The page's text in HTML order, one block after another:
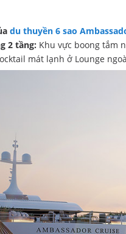
du thuyền 6 sao
2 tầng: Khu vực boong tắm
mát lạnh ở Lounge